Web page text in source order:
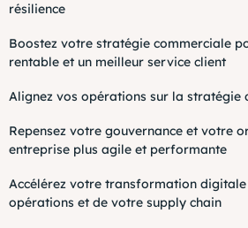
résilience
Boostez votre stratégie commerciale
rentable et un meilleur service client
Alignez vos opérations sur la stratégie
Repensez votre gouvernance et votre
entreprise plus agile et performante
Accélérez votre transformation
opérations et de votre supply chain